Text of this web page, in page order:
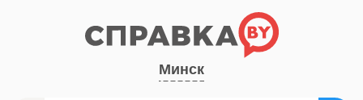
Минск